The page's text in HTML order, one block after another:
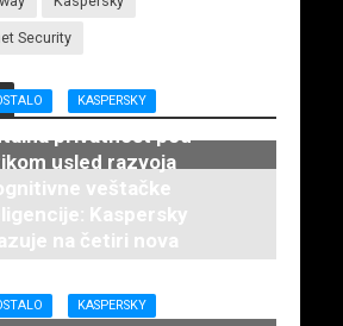
Security
KASPERSKY
privatnost pod
usled razvoja
veštačke
Kaspersky
na četiri nova
rizika
21. maja 2026.
KASPERSKY